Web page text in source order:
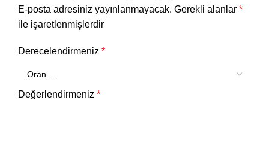
E-posta adresiniz yayınlanmayacak. Gerekli alanlar *
ile işaretlenmişlerdir
Derecelendirmeniz *
Değerlendirmeniz *